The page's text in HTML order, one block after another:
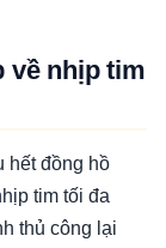
về nhịp tim
hết đồng hồ
tim tối đa
thủ công lại